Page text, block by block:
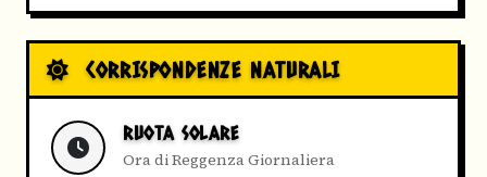
CORRISPONDENZE NATURALI
RUOTA SOLARE
Ora di Reggenza Giornaliera